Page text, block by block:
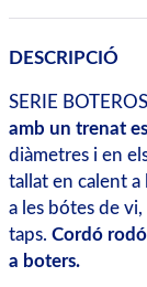
DESCRIPCIÓ
SERIE
amb un trenat
diàmetres i en
tallat en calent a
a les bótes de
taps. Cordó
a boters.